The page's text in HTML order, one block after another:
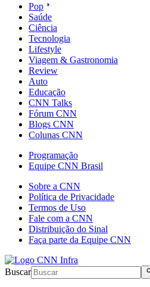
Pop
Saúde
Ciência
Tecnologia
Lifestyle
Viagem & Gastronomia
Review
Auto
Educação
CNN Talks
Fórum CNN
Blogs CNN
Colunas CNN
Programação
Equipe CNN Brasil
Sobre a CNN
Política de Privacidade
Termos de Uso
Fale com a CNN
Distribuição do Sinal
Faça parte da Equipe CNN
Buscar